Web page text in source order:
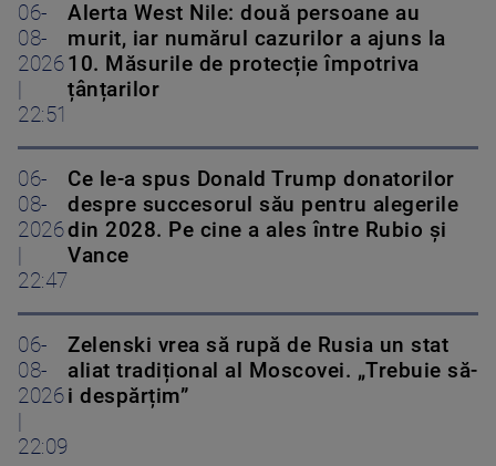
06-
08-
2026
22:51
Alerta West Nile: două persoane au
murit, iar numărul cazurilor a ajuns la
10. Măsurile de protecție împotriva
țânțarilor
06-
08-
2026
22:47
Ce le-a spus Donald Trump donatorilor
despre succesorul său pentru alegerile
din 2028. Pe cine a ales între Rubio și
Vance
06-
08-
2026
22:09
Zelenski vrea să rupă de Rusia un stat
aliat tradițional al Moscovei. „Trebuie să-
i despărțim”